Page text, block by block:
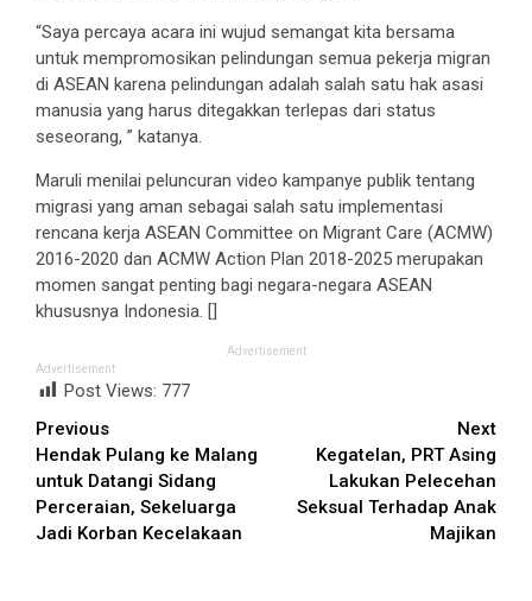
“Saya percaya acara ini wujud semangat kita bersama
untuk mempromosikan pelindungan semua pekerja migran
di ASEAN karena pelindungan adalah salah satu hak asasi
manusia yang harus ditegakkan terlepas dari status
seseorang, ” katanya.
Maruli menilai peluncuran video kampanye publik tentang
migrasi yang aman sebagai salah satu implementasi
rencana kerja ASEAN Committee on Migrant Care (ACMW)
2016-2020 dan ACMW Action Plan 2018-2025 merupakan
momen sangat penting bagi negara-negara ASEAN
khususnya Indonesia. []
Advertisement
Advertisement
Post Views: 777
Continue
Reading
Previous
Hendak Pulang ke Malang
untuk Datangi Sidang
Perceraian, Sekeluarga
Jadi Korban Kecelakaan
Next
Kegatelan, PRT Asing
Lakukan Pelecehan
Seksual Terhadap Anak
Majikan